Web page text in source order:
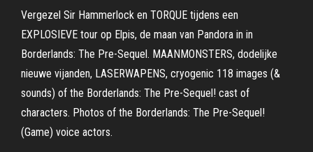
Vergezel Sir Hammerlock en TORQUE tijdens een
EXPLOSIEVE tour op Elpis, de maan van Pandora in in
Borderlands: The Pre-Sequel. MAANMONSTERS, dodelijke
nieuwe vijanden, LASERWAPENS, cryogenic 118 images (&
sounds) of the Borderlands: The Pre-Sequel! cast of
characters. Photos of the Borderlands: The Pre-Sequel!
(Game) voice actors.